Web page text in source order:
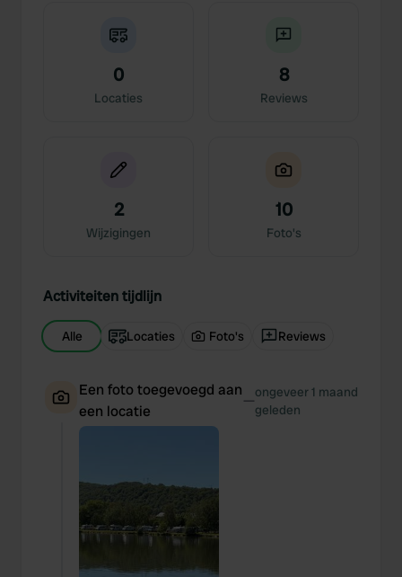
0
Locaties
8
Reviews
2
Wijzigingen
10
Foto's
Activiteiten tijdlijn
Alle Locaties Foto's Reviews
Een foto toegevoegd aan
een locatie
—ongeveer 1 maand
geleden